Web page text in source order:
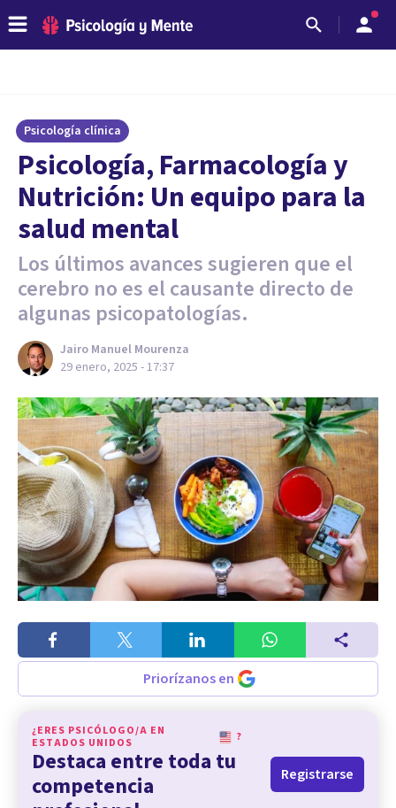
Psicología clínica
Psicología, Farmacología y
Nutrición: Un equipo para la
salud mental
Los últimos avances sugieren que el
cerebro no es el causante directo de
algunas psicopatologías.
Jairo Manuel Mourenza
29 enero, 2025 - 17:37
Priorízanos en
¿ERES PSICÓLOGO/A EN
ESTADOS UNIDOS
?
Destaca entre toda tu
competencia
Registrarse